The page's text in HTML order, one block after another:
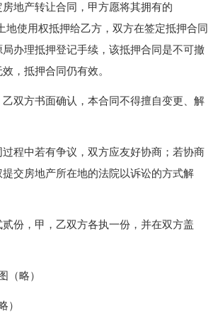
地产转让合同，甲方愿将其拥有的
地使用权抵押给乙方，双方在签定抵押合同
办理抵押登记手续，该抵押合同是不可撤
，抵押合同仍有效。
方书面确认，本合同不得擅自变更、解
中若有争议，双方应友好协商；若协商
交房地产所在地的法院以诉讼的方式解
，甲，乙双方各执一份，并在双方盖
略）